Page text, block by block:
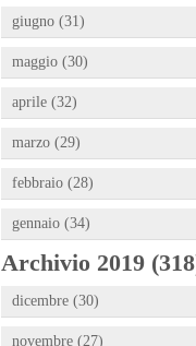
giugno (31)
maggio (30)
aprile (32)
marzo (29)
febbraio (28)
gennaio (34)
Archivio 2019
dicembre (30)
novembre (27)